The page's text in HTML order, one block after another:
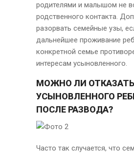
родителями и малышом не
родственного контакта.
разорвать семейные узы,
дальнейшее проживание
конкретной семье
интересам усыновленного.
МОЖНО ЛИ
УСЫНОВЛЕННОГО
ПОСЛЕ РАЗВОДА?
Часто так случается, что